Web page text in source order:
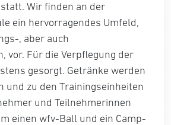
Wir finden an der
ein hervorragendes Umfeld,
, aber auch
vor. Für die Verpflegung der
gesorgt. Getränke werden
und zu den Trainingseinheiten
und Teilnehmerinnen
einen wfv-Ball und ein Camp-